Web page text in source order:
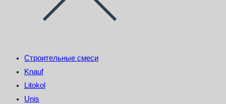
Строительные смеси
Knauf
Litokol
Unis